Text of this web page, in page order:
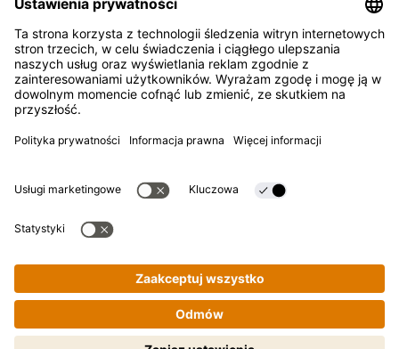
Gotowanie krok po kroku staje się
Kontakt
Newsletter
Kikkoman Corporation, Japan.
© Kikkoman Trading Europe GmbH 2023 – 2026
Theodorstraße 180, 40472 Düsseldorf, Niemcy
Spółka wpisana do rejestru handlowego Sądu Rejonowego w
Ustawienia prywatności
Nota prawna
Polityka prywatności